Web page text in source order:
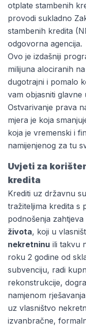
otplate stambenih
provodi sukladno
stambenih kredita
odgovorna agencija.
Ovo je izdašniji
milijuna alociranih
dugotrajni i pomalo
vam objasniti glavne
Ostvarivanje prava
mjera je koja
koja je vremenski i
namijenjenog za tu
Uvjeti za
kredita
Krediti uz državnu
tražiteljima kredita s
podnošenja zahtjeva
života, koji u
nekretninu ili takvu
roku 2 godine od
subvenciju, radi
rekonstrukcije,
namjenom
uz vlasništvo
izvanbračne,